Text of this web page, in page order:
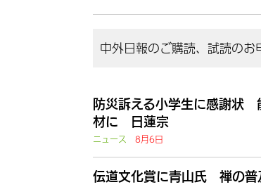
中外日報のご購読、試読の
防災訴える小学生に感謝状
材に 日蓮宗
ニュース
8月6日
伝道文化賞に青山氏 禅の